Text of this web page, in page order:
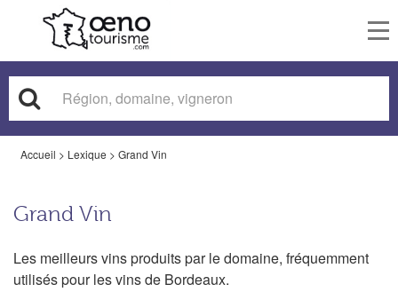
Accueil > Lexique > Grand Vin
Grand Vin
Les meilleurs vins produits par le domaine, fréquemment
utilisés pour les vins de Bordeaux.